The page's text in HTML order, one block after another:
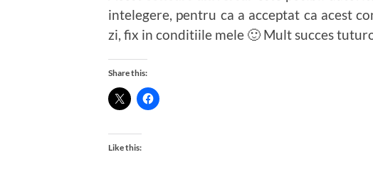
intelegere, pentru ca a acceptat ca acest
zi, fix in conditiile mele 🙂 Mult succes
Share this:
Like this: